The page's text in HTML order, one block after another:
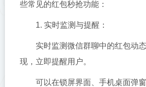
些常见的红包秒抢功能：
1. 实时监测与提醒：
实时监测微信群聊中的红包动
现，立即提醒用户。
可以在锁屏界面、手机桌面弹